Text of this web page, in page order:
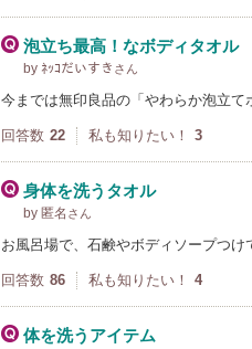
泡立ち最高！なボディタオル
by ﾈｯｺだいすき さん
今までは無印良品の「やわらか泡立
回答数 22 私も知りたい！ 3
身体を洗うタオル
by 匿名 さん
お風呂場で、石鹸やボディソープつ
回答数 86 私も知りたい！ 4
体を洗うアイテム